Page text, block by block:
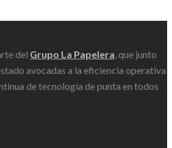
del Grupo La Papelera, que junto
avocadas a la eficiencia operativa
de tecnología de punta en todos